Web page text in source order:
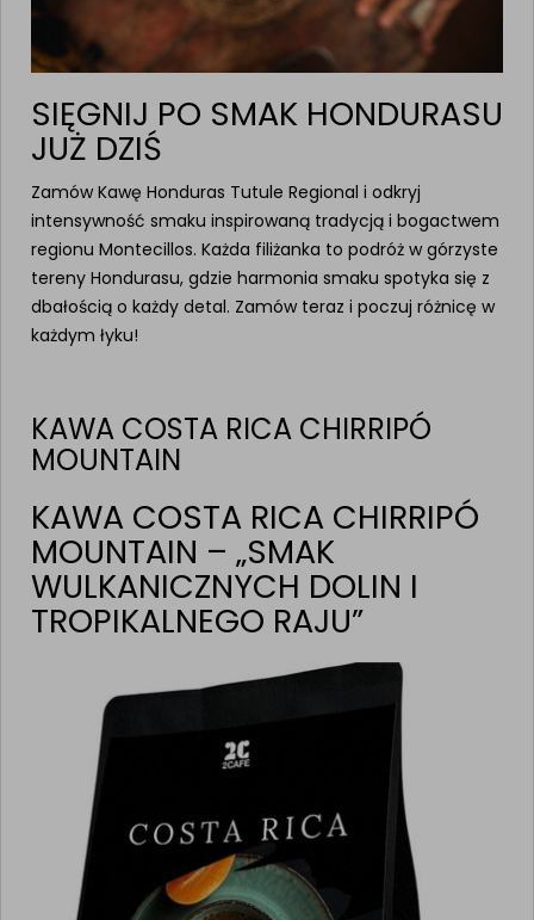
SIĘGNIJ PO SMAK HONDURASU
JUŻ DZIŚ
Zamów Kawę Honduras Tutule Regional i odkryj
intensywność smaku inspirowaną tradycją i bogactwem
regionu Montecillos. Każda filiżanka to podróż w górzyste
tereny Hondurasu, gdzie harmonia smaku spotyka się z
dbałością o każdy detal. Zamów teraz i poczuj różnicę w
każdym łyku!
KAWA COSTA RICA CHIRRIPÓ
MOUNTAIN
KAWA COSTA RICA CHIRRIPÓ
MOUNTAIN – „SMAK
WULKANICZNYCH DOLIN I
TROPIKALNEGO RAJU”